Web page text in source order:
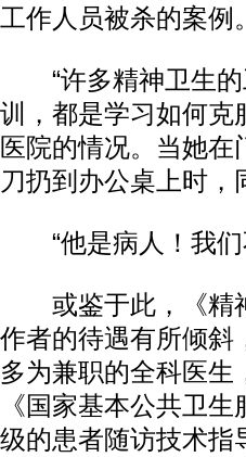
工作人员被杀的案例。
“许多精神卫生的
训，都是学习如何克
医院的情况。当她
刀扔到办公桌上时，
“他是病人！我们
或鉴于此，《精神
作者的待遇有所倾斜
多为兼职的全科医生
《国家基本公共卫
级的患者随访技术指